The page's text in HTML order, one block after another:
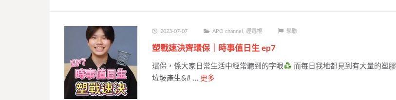
2023-07-07 APO channel 輕電視 學聯
塑戰速決齊環保｜時事值日生 ep7
環保，係大家日常生活中經常聽到的字眼
而每日我地都見到有大量的塑膠
垃圾產生&# … 更多